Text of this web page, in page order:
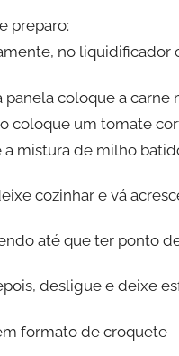
preparo:
no liquidificador
panela coloque a
coloque um tomate
a mistura de milho
cozinhar e vá
até que ter ponto
desligue e deixe
formato de croquete